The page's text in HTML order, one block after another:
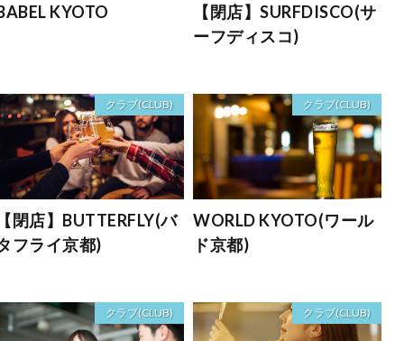
KYOTO
【閉店】SURFDISCO(サ
ーフディスコ)
クラブ(CLUB)
閉店】BUTTERFLY(バ
フライ京都)
クラブ(CLUB)
WORLD KYOTO(ワール
ド京都)
クラブ(CLUB) クラブ(CLUB)